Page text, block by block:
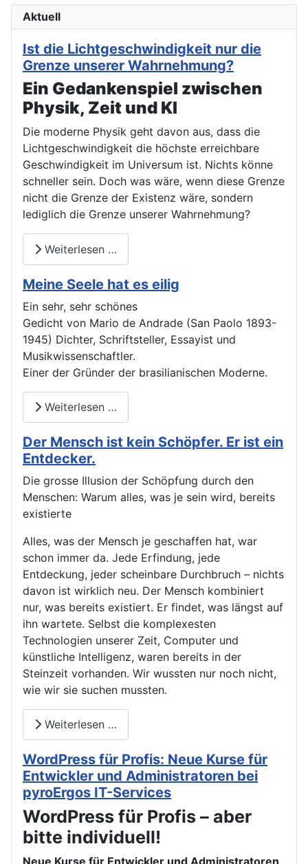
Aktuell
Ist die Lichtgeschwindigkeit nur die
Grenze unserer Wahrnehmung?
Ein Gedankenspiel zwischen
Physik, Zeit und KI
Die moderne Physik geht davon aus, dass die
Lichtgeschwindigkeit die höchste erreichbare
Geschwindigkeit im Universum ist. Nichts könne
schneller sein. Doch was wäre, wenn diese Grenze
nicht die Grenze der Existenz wäre, sondern
lediglich die Grenze unserer Wahrnehmung?
Weiterlesen …
Meine Seele hat es eilig
Ein sehr, sehr schönes
Gedicht von Mario de Andrade (San Paolo 1893-
1945) Dichter, Schriftsteller, Essayist und
Musikwissenschaftler.
Einer der Gründer der brasilianischen Moderne.
Weiterlesen …
Der Mensch ist kein Schöpfer. Er ist ein
Entdecker.
Die grosse Illusion der Schöpfung durch den
Menschen: Warum alles, was je sein wird, bereits
existierte
Alles, was der Mensch je geschaffen hat, war
schon immer da. Jede Erfindung, jede
Entdeckung, jeder scheinbare Durchbruch – nichts
davon ist wirklich neu. Der Mensch kombiniert
nur, was bereits existiert. Er findet, was längst auf
ihn wartete. Selbst die komplexesten
Technologien unserer Zeit, Computer und
künstliche Intelligenz, waren bereits in der
Steinzeit vorhanden. Wir wussten nur noch nicht,
wie wir sie suchen mussten.
Weiterlesen …
WordPress für Profis: Neue Kurse für
Entwickler und Administratoren bei
pyroErgos IT-Services
WordPress für Profis – aber
bitte individuell!
Neue Kurse für Entwickler und Administratoren